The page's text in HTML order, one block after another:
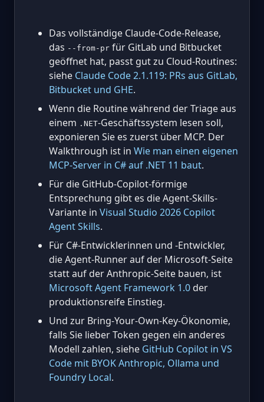
Das vollständige Claude-Code-Release,
das --from-pr für GitLab und Bitbucket
geöffnet hat, passt gut zu Cloud-Routines:
siehe Claude Code 2.1.119: PRs aus GitLab,
Bitbucket und GHE.
Wenn die Routine während der Triage aus
einem .NET-Geschäftssystem lesen soll,
exponieren Sie es zuerst über MCP. Der
Walkthrough ist in Wie man einen eigenen
MCP-Server in C# auf .NET 11 baut.
Für die GitHub-Copilot-förmige
Entsprechung gibt es die Agent-Skills-
Variante in Visual Studio 2026 Copilot
Agent Skills.
Für C#-Entwicklerinnen und -Entwickler,
die Agent-Runner auf der Microsoft-Seite
statt auf der Anthropic-Seite bauen, ist
Microsoft Agent Framework 1.0 der
produktionsreife Einstieg.
Und zur Bring-Your-Own-Key-Ökonomie,
falls Sie lieber Token gegen ein anderes
Modell zahlen, siehe GitHub Copilot in VS
Code mit BYOK Anthropic, Ollama und
Foundry Local.